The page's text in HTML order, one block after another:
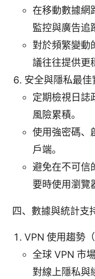
在移動數據網
監控與廣告追
對於頻繁變動
議往往提供更
安全與隱私最佳
定期檢視日誌
風險累積。
使用強密碼、
戶端。
避免在不可信
要時使用瀏覽
四、數據與統計支
VPN 使用趨勢
全球 VPN 市
對線上隱私與